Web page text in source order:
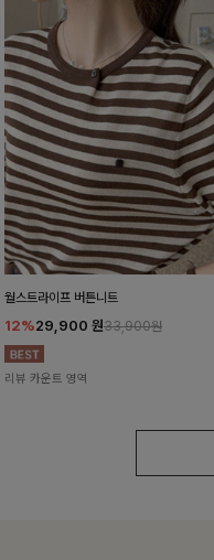
월스트라이프 버튼니트
12%29,900 원33,900원
리뷰 카운트 영역